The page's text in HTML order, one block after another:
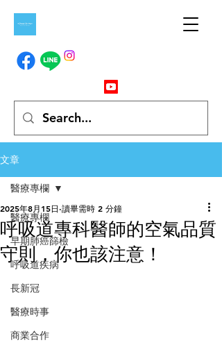
文章
醫療專欄
早期肺癌篩檢
呼吸道疾病
長新冠
醫療時事
商業合作
醫療專欄
呼吸道專科醫師的空氣品質
守則，你也該注意！
2025年8月15日 讀畢需時 2 分鐘